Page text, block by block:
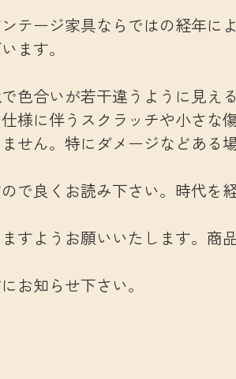
テージ家具ならではの経年に
ます。
色合いが若干違うように見え
様に伴うスクラッチや小さな
せん。特にダメージなどある
で良くお読み下さい。時代を
すようお願いいたします。商
お知らせ下さい。